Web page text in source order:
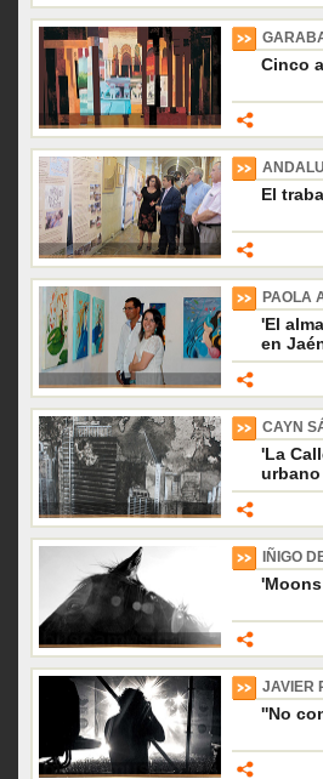
Cinco
El
PAOLA
'El
en
CAYN
'La
urbano
IÑIGO
JAVIER
''No